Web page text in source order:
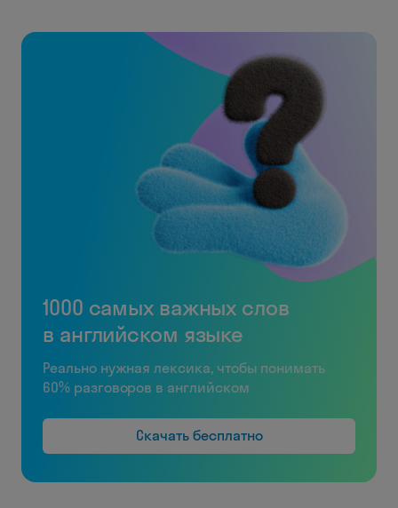
1000 самых важных слов
в английском языке
Реально нужная лексика, чтобы понимать
60% разговоров в английском
Скачать бесплатно